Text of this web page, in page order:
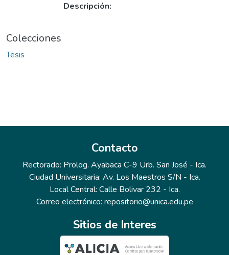
Descripción:
Colecciones
Tesis
Contacto
Rectorado: Prolog. Ayabaca C-9 Urb. San José - Ica.
Ciudad Universitaria: Av. Los Maestros S/N - Ica.
Local Central: Calle Bolivar 232 - Ica.
Correo electrónico: repositorio@unica.edu.pe
Sitios de Interes